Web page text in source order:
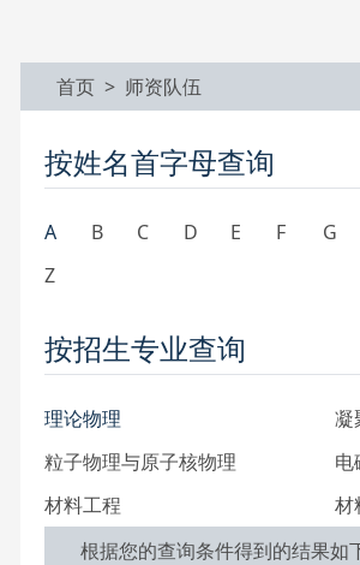
首页 > 师资队伍
按姓名首字母查询
A B C D E F G
Z
按招生专业查询
理论物理 凝
粒子物理与原子核物理
电
材料工程
材
根据您的查询条件得到的结果如